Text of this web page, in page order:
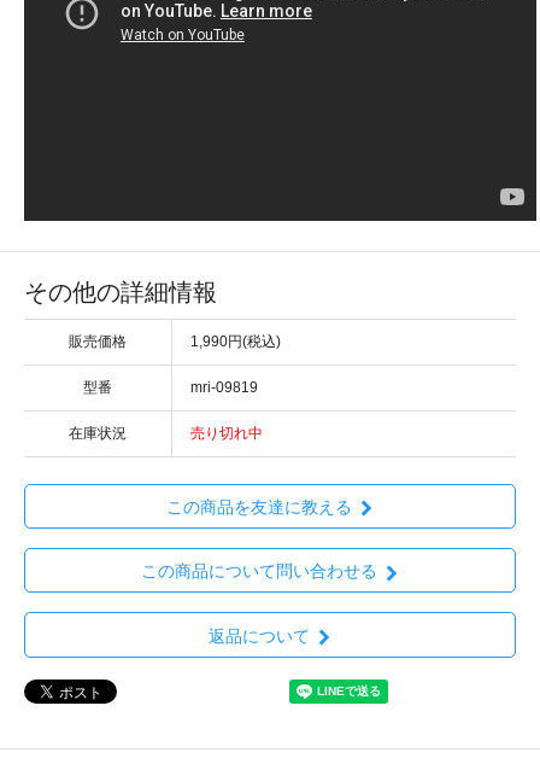
その他の詳細情報
販売価格 1,990円(税込)
型番 mri-09819
在庫状況 売り切れ中
この商品を友達に教える
この商品について問い合わせる
返品について